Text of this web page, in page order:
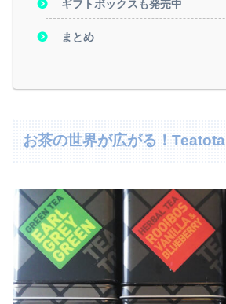
ギフトボックスも発売中
まとめ
お茶の世界が広がる！Teatotal